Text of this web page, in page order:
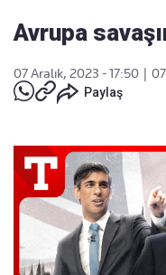
Avrupa
07 Aralık, 2023 - 17:50
Paylaş